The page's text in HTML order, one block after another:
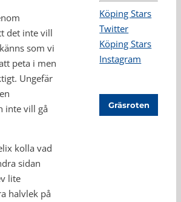
det inte vill
som vi
peta i men
Ungefär
inte vill gå
kolla vad
sidan
lite
halvlek på
Köping Stars
Twitter
Köping Stars
Instagram
Gräsroten